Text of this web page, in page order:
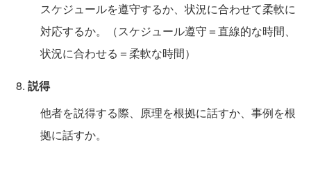
スケジュールを遵守するか、状況に合わせて柔軟に
対応するか。（スケジュール遵守＝直線的な時間、
状況に合わせる＝柔軟な時間）
説得
他者を説得する際、原理を根拠に話すか、事例を根
拠に話すか。